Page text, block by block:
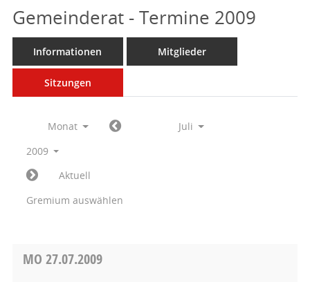
Gemeinderat - Termine 2009
Informationen Mitglieder
Sitzungen
Monat
Juli
2009
Aktuell
Gremium auswählen
MO 27.07.2009